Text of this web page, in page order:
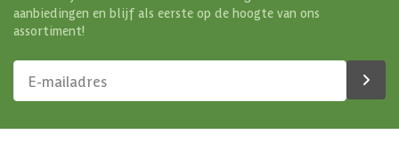
aanbiedingen en blijf als eerste op de hoogte van ons
assortiment!